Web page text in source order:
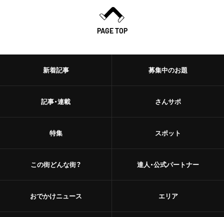
PAGE TOP
新着記事
記事・連載
特集
この街どんな街？
おでかけニュース
募集中のお題
さんサポ
スポット
達人・公式パートナー
エリア